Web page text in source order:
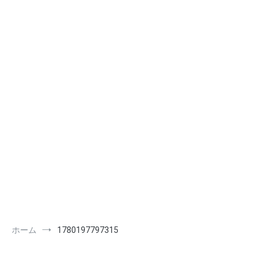
ホーム 1780197797315